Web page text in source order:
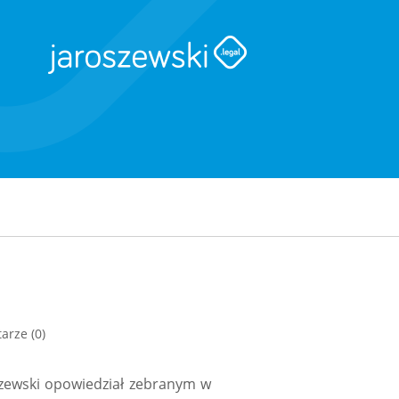
(0)
opowiedział zebranym w